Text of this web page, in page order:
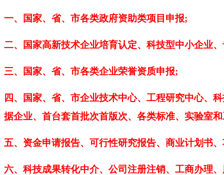
一、国家、省、市各类政府资助类项目申报;
二、国家高新技术企业培育认定、科技型中小企业
三、国家、省、市各类企业荣誉资质申报;
四、国家、省、市企业技术中心、工程研究中心、
据企业、首台套首批次首版次、 各类标准、实验室
五、资金申请报告、 可行性研究报告、商业计划书
六、科技成果转化中介、 公司注册注销、工商办理